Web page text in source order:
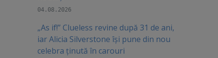
04.08.2026
„As if!” Clueless revine după 31 de ani,
iar Alicia Silverstone își pune din nou
celebra ținută în carouri